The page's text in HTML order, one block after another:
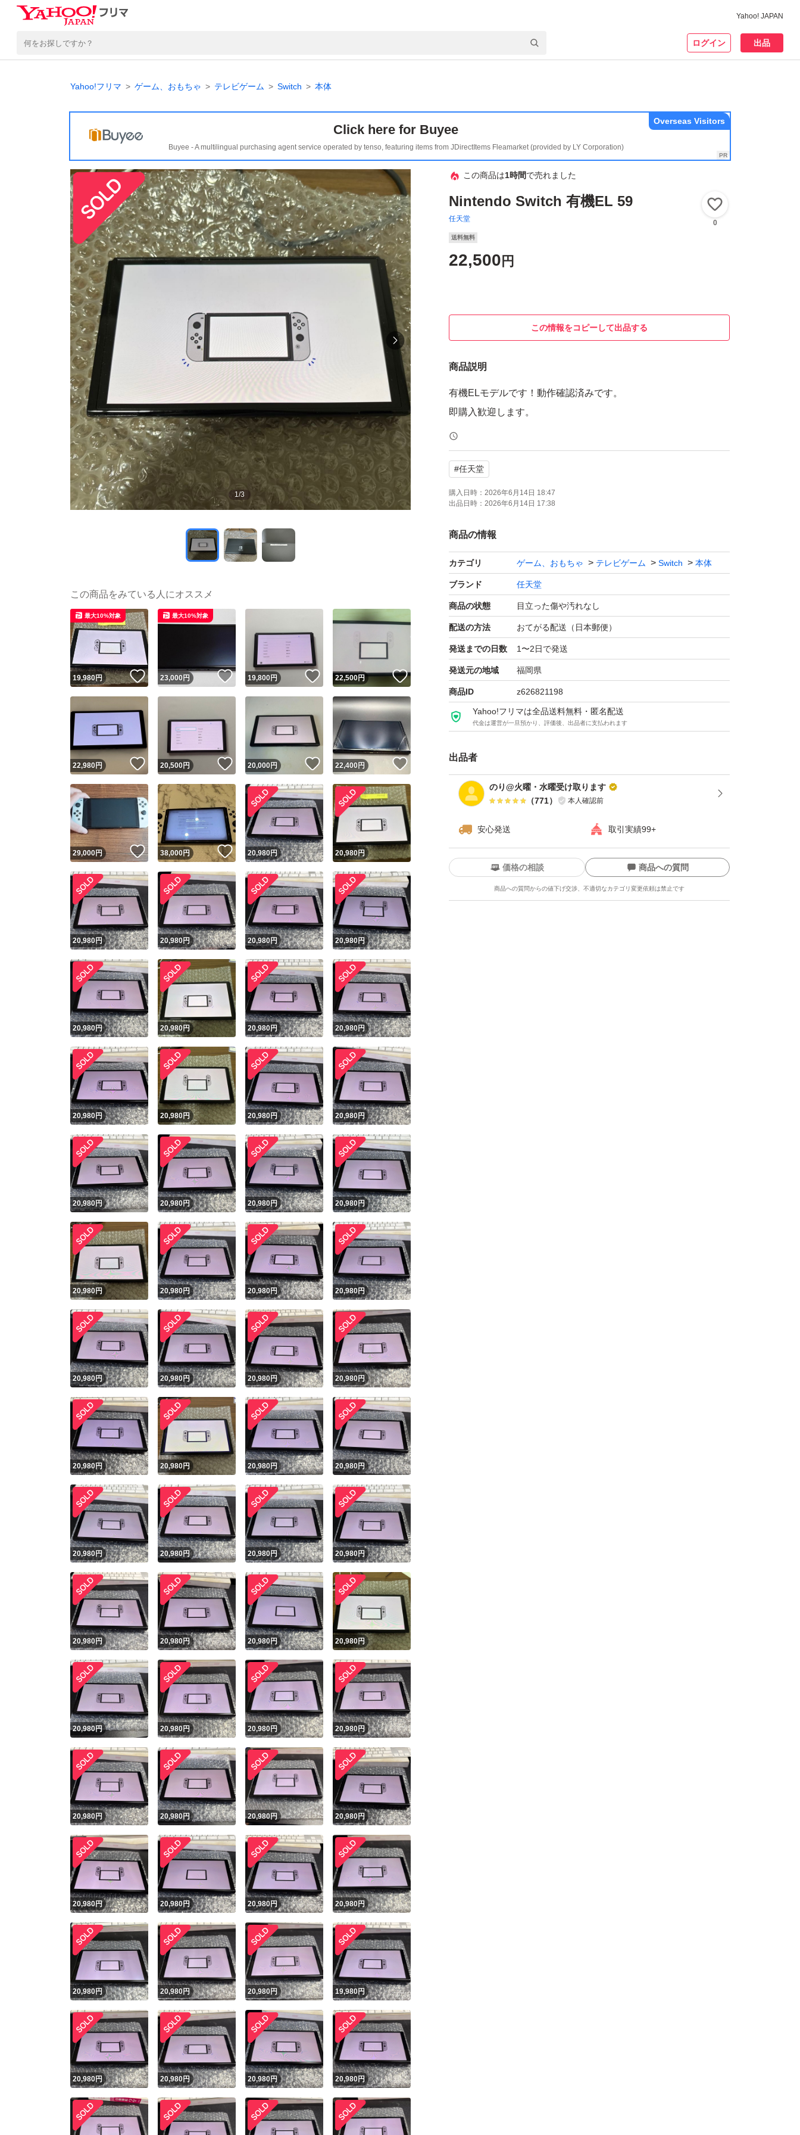
Yahoo! JAPAN
ログイン 出品
Yahoo!フリマ ゲーム、おもちゃ テレビゲーム Switch 本体
Click here for Buyee
Buyee - A multilingual purchasing agent service operated by tenso, featuring items from JDirectItems Fleamarket (provided by LY Corporation)
Overseas Visitors
1/3
この商品は1時間で売れました
Nintendo Switch 有機EL 59
任天堂 0
送料無料
22,500 円
この情報をコピーして出品する
商品説明
有機ELモデルです！動作確認済みです。
即購入歓迎します。
#任天堂
購入日時： 2026年6月14日 18:47
出品日時： 2026年6月14日 17:38
商品の情報
カテゴリ ゲーム、おもちゃ テレビゲーム Switch 本体
ブランド 任天堂
商品の状態 目立った傷や汚れなし
配送の方法 おてがる配送（日本郵便）
発送までの日数 1〜2日で発送
発送元の地域 福岡県
商品ID z626821198
Yahoo!フリマは全品送料無料・匿名配送
代金は運営が一旦預かり、評価後、出品者に支払われます
出品者
のり@火曜・水曜受け取ります
（771） 本人確認前
安心発送 取引実績99+
ユーザーの実績について
Yahoo!フリマが定めた一定の基準を満たしたユーザーにバッジを付与しています
安心取引出品者
安心取引出品者 Yahoo!フリマの基準をクリアした安心・安全なユーザーです
取引実績
取引実績◯+ このユーザーはYahoo!フリマの取引を完了させた実績があります
他フリマ実績◯+ このユーザーは他フリマサービスでの取引実績があります
スピード&安心発送
※このバッジは実績に基づく表示であり、発送を保証しているものではありません
スピード＆安心発送
このユーザーは高頻度で24時間以内＆設定した発送日数内に発送してい
ます
スピード発送 このユーザーは高頻度で24時間以内に発送しています
安心発送 このユーザーは設定した発送日数内に発送しています
価格の相談 商品への質問
商品への質問からの値下げ交渉、不適切なカテゴリ変更依頼は禁止です
この商品の情報をコピーします
商品画像の無断転載は禁止されています
コピーは1商品につき1回です
出品ページへ
キャンセル
この商品をみている人にオススメ
19,980円 いいね！
最大10%対象
23,000 円 いいね！
最大10%対象
19,800円 いいね！
22,500円 いいね！
22,980円 いいね！
20,500円 いいね！
20,000円 いいね！
22,400円
29,000円 いいね！
38,000円 いいね！
20,980円 20,980円
20,980円 20,980円 20,980円 20,980円
20,980円 20,980円 20,980円 20,980円
20,980円 20,980円 20,980円 20,980円
20,980円 20,980円 20,980円 20,980円
20,980円 20,980円 20,980円 20,980円
20,980円 20,980円 20,980円 20,980円
20,980円 20,980円 20,980円 20,980円
20,980円 20,980円 20,980円 20,980円
20,980円 20,980円 20,980円 20,980円
20,980円 20,980円 20,980円 20,980円
20,980円 20,980円 20,980円 20,980円
20,980円 20,980円 20,980円 20,980円
20,980円 20,980円 20,980円 19,980円
20,980円 20,980円 20,980円 20,980円